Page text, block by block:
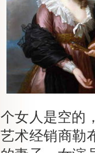
个女人是空的
艺术经销商勒